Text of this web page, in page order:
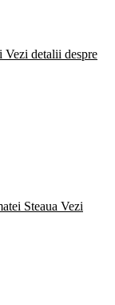
Vezi detalii despre
Steaua Vezi